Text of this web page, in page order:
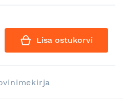
Lisa ostukorvi